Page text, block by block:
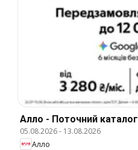
Алло - Поточний каталог
05.08.2026- 13.08.2026
Алло